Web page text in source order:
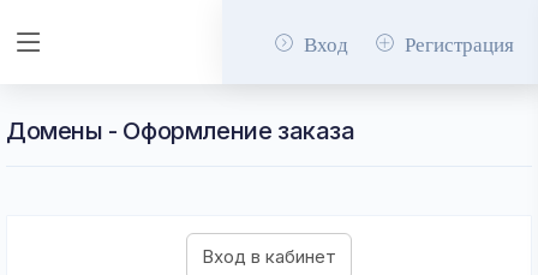
Вход Регистрация
Домены - Оформление заказа